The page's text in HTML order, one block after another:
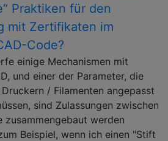
Praktiken für den
mit Zertifikaten im
Code?
einige Mechanismen mit
und einer der Parameter, die
/ Filamenten angepasst
sind Zulassungen zwischen
zusammengebaut werden
Beispiel, wenn ich einen "Stift